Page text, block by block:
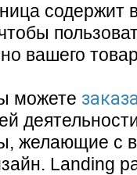
содержит
вашего
можете
желающие с
Landing